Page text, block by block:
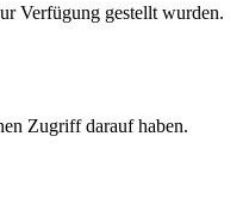
Verfügung gestellt wurden.
Zugriff darauf haben.